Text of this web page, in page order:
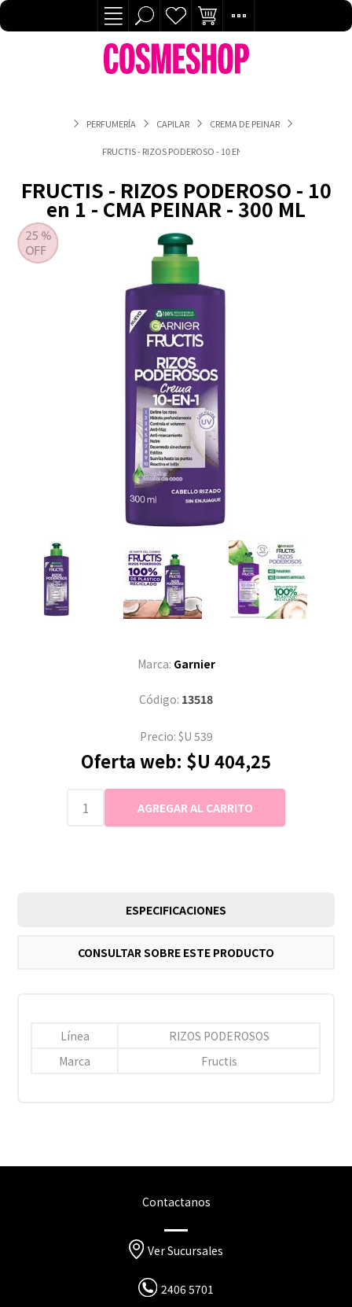
PERFUMERÍA CAPILAR CREMA DE PEINAR
FRUCTIS - RIZOS PODEROSO - 10 EN 1 - CMA PEINAR - 300 ML
FRUCTIS - RIZOS PODEROSO - 10
en 1 - CMA PEINAR - 300 ML
Marca: Garnier
Código: 13518
Precio: $U 539
Oferta web: $U 404,25
ESPECIFICACIONES
CONSULTAR SOBRE ESTE PRODUCTO
Línea
RIZOS PODEROSOS
Marca
Fructis
Contactanos
Ver Sucursales
2406 5701